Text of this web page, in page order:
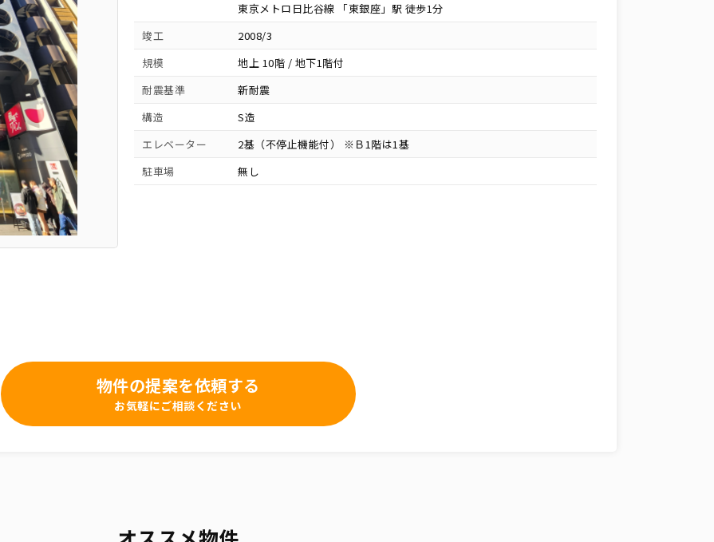
東京メトロ日比谷線 「東銀座」駅 徒歩1分
竣工
2008/3
規模
地上 10階 / 地下1階付
耐震基準
新耐震
構造
S造
エレベーター
2基（不停止機能付） ※Ｂ1階は1基
駐車場
無し
物件の提案を依頼する
お気軽にご相談ください